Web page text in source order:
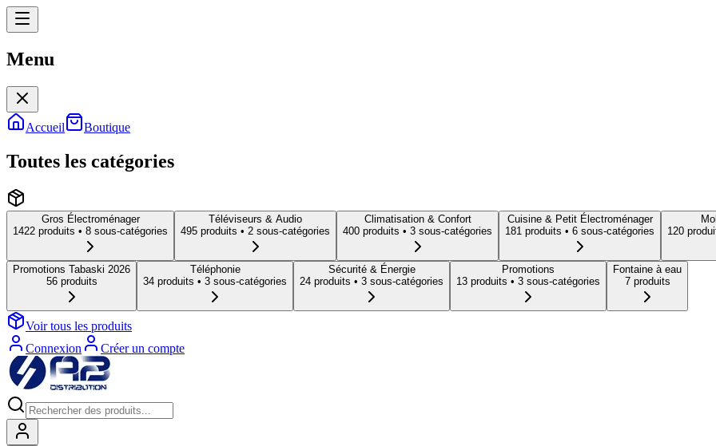
Menu
Accueil Boutique
Toutes les catégories
Gros Électroménager
1422 produits • 8 sous-catégories
Téléviseurs & Audio
495 produits • 2 sous-catégories
Climatisation & Confort
400 produits • 3 sous-catégories
Cuisine & Petit Électroménager
181 produits • 6 sous-catégories
120
Promotions Tabaski 2026
56produits
Téléphonie
34 produits • 3 sous-catégories
Sécurité & Énergie
24 produits • 3 sous-catégories
Promotions
13 produits • 3 sous-catégories
Fontaine à eau
7produits
Voir tous les produits
Connexion
Créer un compte